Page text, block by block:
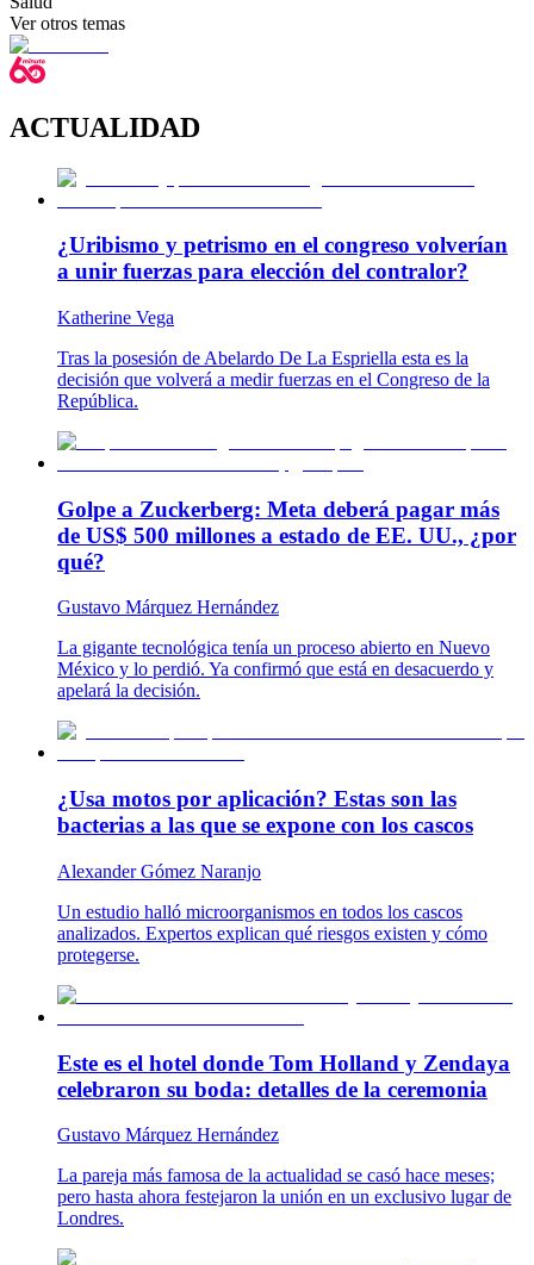
Ver otros temas
ACTUALIDAD
¿Uribismo y petrismo en el congreso volverían
a unir fuerzas para elección del contralor?
Katherine Vega
Tras la posesión de Abelardo De La Espriella esta es la
decisión que volverá a medir fuerzas en el Congreso de la
República.
Golpe a Zuckerberg: Meta deberá pagar más
de US$ 500 millones a estado de EE. UU., ¿por
qué?
Gustavo Márquez Hernández
La gigante tecnológica tenía un proceso abierto en Nuevo
México y lo perdió. Ya confirmó que está en desacuerdo y
apelará la decisión.
¿Usa motos por aplicación? Estas son las
bacterias a las que se expone con los cascos
Alexander Gómez Naranjo
Un estudio halló microorganismos en todos los cascos
analizados. Expertos explican qué riesgos existen y cómo
protegerse.
Este es el hotel donde Tom Holland y Zendaya
celebraron su boda: detalles de la ceremonia
Gustavo Márquez Hernández
La pareja más famosa de la actualidad se casó hace meses;
pero hasta ahora festejaron la unión en un exclusivo lugar de
Londres.